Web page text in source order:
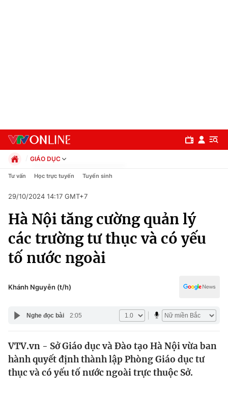
Chuyên mục
Chính trị
Xã hội
Pháp luật
Y tế
Thế giới
Tin tức
Kinh tế
GIÁO DỤC
Chính trị
Pháp luật
Kinh tế
Thể thao
Truyền hình
Văn hóa - Giải trí
Công nghệ
Tư vấn Học trực tuyến Tuyển sinh
29/10/2024 14:17 GMT+7
Hà Nội tăng cường quản lý
các trường tư thục và có yếu
tố nước ngoài
Khánh Nguyễn (t/h)
Nghe đọc bài 2:05
VTV.vn - Sở Giáo dục và Đào tạo Hà Nội vừa ban
hành quyết định thành lập Phòng Giáo dục tư
thục và có yếu tố nước ngoài trực thuộc Sở.